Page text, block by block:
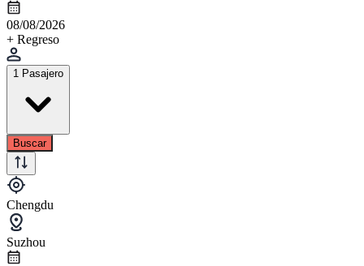
08/08/2026
+ Regreso
1 Pasajero
Buscar
Chengdu
Suzhou